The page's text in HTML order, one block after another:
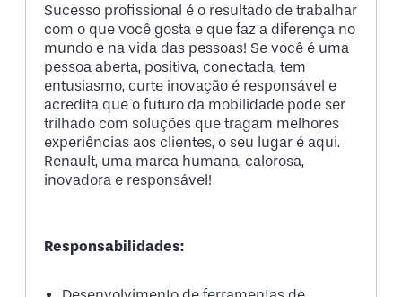
Sucesso profissional é o resultado de trabalhar
com o que você gosta e que faz a diferença no
mundo e na vida das pessoas! Se você é uma
pessoa aberta, positiva, conectada, tem
entusiasmo, curte inovação é responsável e
acredita que o futuro da mobilidade pode ser
trilhado com soluções que tragam melhores
experiências aos clientes, o seu lugar é aqui.
Renault, uma marca humana, calorosa,
inovadora e responsável!
Responsabilidades: